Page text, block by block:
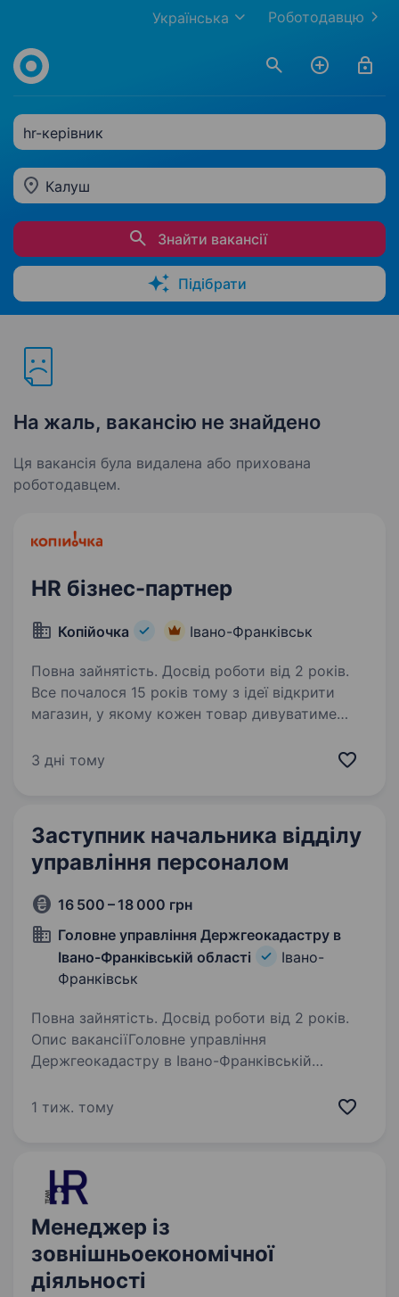
Роботодавцю
Українська
hr-керівник
Калуш
Знайти вакансії
Підібрати
На жаль, вакансію не знайдено
Ця вакансія була видалена або прихована
роботодавцем.
HR бізнес-партнер
Копійочка Івано-Франківськ
Повна зайнятість. Досвід роботи від 2 років.
Все почалося 15 років тому з ідеї відкрити
магазин, у якому кожен товар дивуватиме
мережа «Копійочка» налічує 560 магазинів
3 дні тому
Заступник начальника відділу
управління персоналом
16 500 – 18 000 грн
Головне управління Держгеокадастру в
Івано-Франківській області
Івано-
Франківськ
Повна зайнятість. Досвід роботи від 2 років.
Опис вакансіїГоловне управління
Держгеокадастру в Івано-Франківській
колективу працівника на вакансію: заступник
1 тиж. тому
Менеджер із
зовнішньоекономічної
діяльності